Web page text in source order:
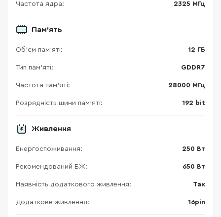
Частота ядра: 2325 МГц
Пам'ять
Об’єм пам’яті: 12 ГБ
Тип пам’яті: GDDR7
Частота пам'яті: 28000 МГц
Розрядність шини пам'яті: 192 bit
Живлення
Енергоспоживання: 250 Вт
Рекомендований БЖ: 650 Вт
Наявність додаткового живлення: Так
Додаткове живлення: 16pin